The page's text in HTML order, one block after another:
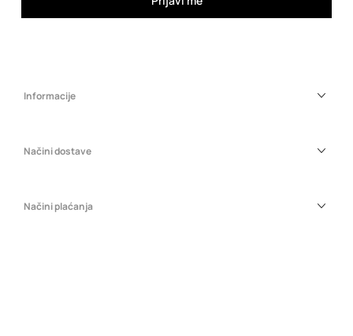
Informacije
Načini dostave
Načini plaćanja